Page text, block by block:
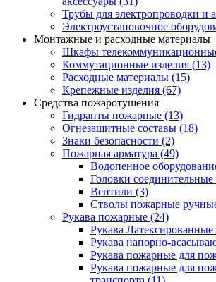
Трубы для электропроводки и
Электроустановочное
Монтажные и расходные материалы
Шкафы
Коммутационные изделия (13)
Расходные материалы (15)
Крепежные изделия (67)
Средства пожаротушения
Гидранты пожарные (13)
Огнезащитные составы (18)
Знаки безопасности (2)
Пожарная арматура (49)
Водопенное
Головки
Вентили (3)
Стволы пожарные
Рукава пожарные (24)
Рукава Латексированные
Рукава напорно-
Рукава пожарные для
Рукава пожарные для